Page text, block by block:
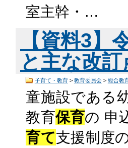
室主幹・…
【資料3】
と主な改
子育て・教育> 教育委員会> 総合教
童施設である
教育保育の 申
育て支援制度